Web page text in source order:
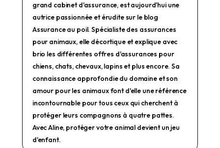
grand cabinet d'assurance, est aujourd'hui une
autrice passionnée et érudite sur le blog
Assurance au poil. Spécialiste des assurances
pour animaux, elle décortique et explique avec
brio les différentes offres d'assurances pour
chiens, chats, chevaux, lapins et plus encore. Sa
connaissance approfondie du domaine et son
amour pour les animaux font d'elle une référence
incontournable pour tous ceux qui cherchent à
protéger leurs compagnons à quatre pattes.
Avec Aline, protéger votre animal devient un jeu
d'enfant.